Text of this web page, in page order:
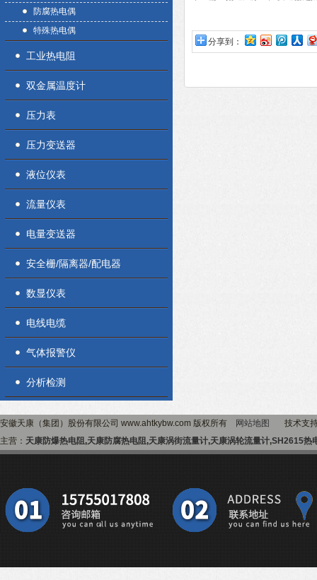
防腐热电偶
特殊热电偶
工业热电阻
双金属温度计
压力表
压力变送器
液位仪表
流量仪表
电量变送器
安全栅/隔离器/配电器
数显仪表
电线电缆
气体报警仪
分析检测
分享到：
安徽天康（集团）股份有限公司 www.ahtkybw.com 版权所有 网站地图
技术支
主营： 天康防爆热电阻,天康防腐热电阻,天康涡街流量计,天康涡轮流量计,SH2615热